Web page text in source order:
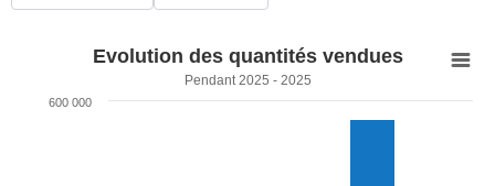
Evolution des quantités vendues
Pendant 2025 - 2025
600 000